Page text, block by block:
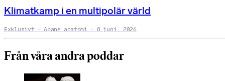
Klimatkamp i en multipolär värld
Exklusivt Apans anatomi 8 juni, 2026
Från våra andra poddar